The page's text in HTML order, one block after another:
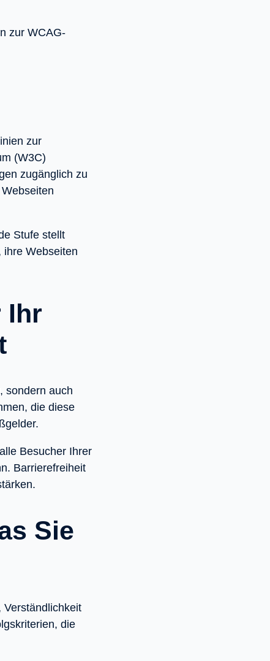
zur WCAG-
zur
(W3C)
zugänglich zu
Stufe stellt
ihre Webseiten
Ihr
sondern auch
die diese
Besucher Ihrer
Barrierefreiheit
Sie
Verständlichkeit
die